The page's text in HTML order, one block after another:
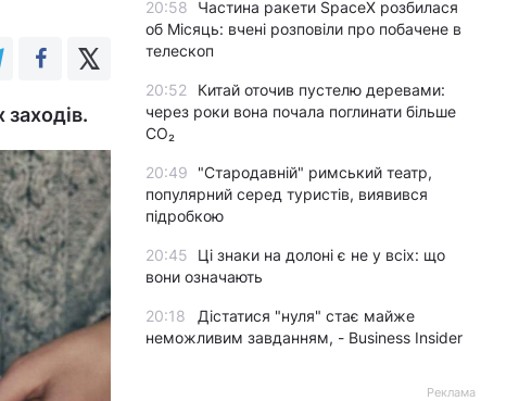
20:58
Частина ракети SpaceX розбилася
об Місяць: вчені розповіли про побачене в
телескоп
20:52
Китай оточив пустелю деревами:
через роки вона почала поглинати більше
CO₂
20:49
"Стародавній" римський театр,
популярний серед туристів, виявився
підробкою
20:45
Ці знаки на долоні є не у всіх: що
вони означають
20:18
Дістатися "нуля" стає майже
неможливим завданням, - Business Insider
Реклама